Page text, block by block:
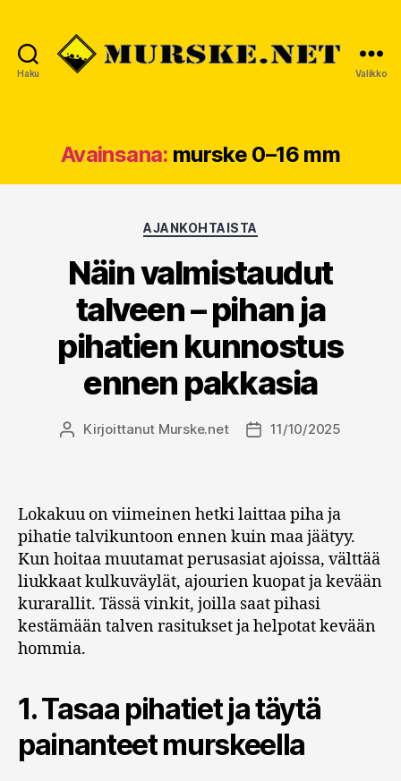
Haku Valikko
Avainsana: murske 0–16 mm
Kategoriat
AJANKOHTAISTA
Näin valmistaudut
talveen – pihan ja
pihatien kunnostus
ennen pakkasia
Kirjoittaja
Kirjoittanut Murske.net Julkaisupäivämäärä
11/10/2025
Lokakuu on viimeinen hetki laittaa piha ja
pihatie talvikuntoon ennen kuin maa jäätyy.
Kun hoitaa muutamat perusasiat ajoissa, välttää
liukkaat kulkuväylät, ajourien kuopat ja kevään
kurarallit. Tässä vinkit, joilla saat pihasi
kestämään talven rasitukset ja helpotat kevään
hommia.
1. Tasaa pihatiet ja täytä
painanteet murskeella